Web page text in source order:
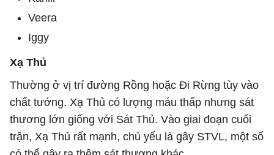
Veera
Iggy
Xạ Thủ
Thường ở vị trí đường Rồng hoặc Đi Rừng tùy vào
chất tướng. Xạ Thủ có lượng máu thấp nhưng sát
thương lớn giống với Sát Thủ. Vào giai đoạn cuối
trận, Xạ Thủ rất mạnh, chủ yếu là gây STVL, một số